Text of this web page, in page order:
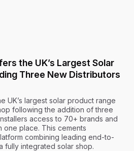
the UK’s Largest Solar
Three New Distributors
UK’s largest solar product range
following the addition of three
access to 70+ brands and
one place. This cements
combining leading end-to-
fully integrated solar shop.